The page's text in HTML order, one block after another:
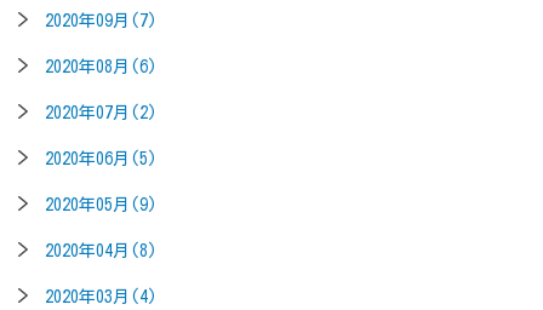
2020年09月(7)
2020年08月(6)
2020年07月(2)
2020年06月(5)
2020年05月(9)
2020年04月(8)
2020年03月(4)